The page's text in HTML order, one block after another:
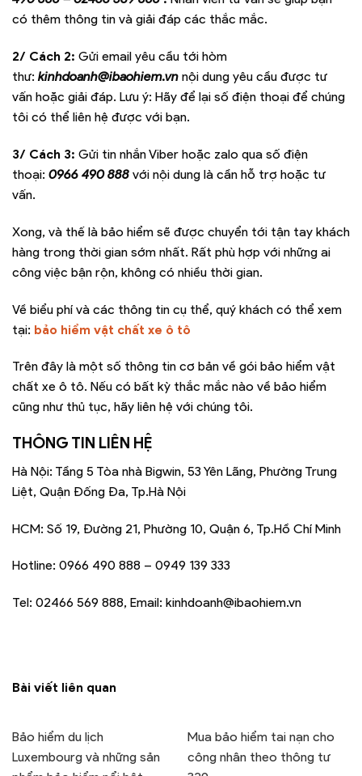
có thêm thông tin và giải đáp các thắc mắc.
2/ Cách 2: Gửi email yêu cầu tới hòm
thư: kinhdoanh@ibaohiem.vn nội dung yêu cầu được tư
vấn hoặc giải đáp. Lưu ý: Hãy để lại số điện thoại để chúng
tôi có thể liên hệ được với bạn.
3/ Cách 3: Gửi tin nhắn Viber hoặc zalo qua số điện
thoại: 0966 490 888 với nội dung là cần hỗ trợ hoặc tư
vấn.
Xong, và thế là bảo hiểm sẽ được chuyển tới tận tay khách
hàng trong thời gian sớm nhất. Rất phù hợp với những ai
công việc bận rộn, không có nhiều thời gian.
Về biểu phí và các thông tin cụ thể, quý khách có thể xem
tại: bảo hiểm vật chất xe ô tô
Trên đây là một số thông tin cơ bản về gói bảo hiểm vật
chất xe ô tô. Nếu có bất kỳ thắc mắc nào về bảo hiểm
cũng như thủ tục, hãy liên hệ với chúng tôi.
THÔNG TIN LIÊN HỆ
Hà Nội: Tầng 5 Tòa nhà Bigwin, 53 Yên Lãng, Phường Trung
Liệt, Quận Đống Đa, Tp.Hà Nội
HCM: Số 19, Đường 21, Phường 10, Quận 6, Tp.Hồ Chí Minh
Hotline: 0966 490 888 – 0949 139 333
Tel: 02466 569 888, Email: kinhdoanh@ibaohiem.vn
Bài viết liên quan
Bảo hiểm du lịch
Luxembourg và những sản
Mua bảo hiểm tai nạn cho
công nhân theo thông tư